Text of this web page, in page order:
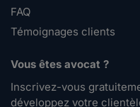
FAQ
Témoignages clients
Vous êtes avocat ?
Inscrivez-vous
développez votre